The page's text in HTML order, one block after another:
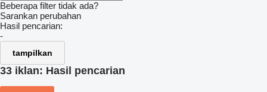
Beberapa filter tidak ada?
Sarankan perubahan
Hasil pencarian:
-
tampilkan
33 iklan: Hasil pencarian